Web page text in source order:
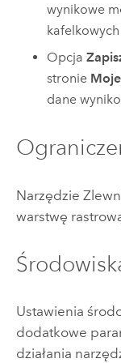
wynikowe
Opcja
stronie
dane
Narzędzie
warstwę
Ustawienia
dodatkowe
działania